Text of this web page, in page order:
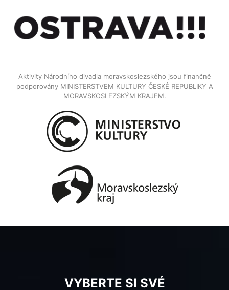
Aktivity Národního divadla moravskoslezského jsou finančně
podporovány MINISTERSTVEM KULTURY ČESKÉ REPUBLIKY A
MORAVSKOSLEZSKÝM KRAJEM.
VYBERTE SI SVÉ